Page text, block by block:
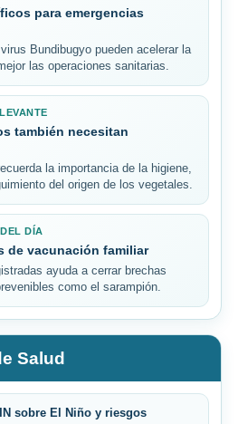
para emergencias
Bundibugyo pueden acelerar la
las operaciones sanitarias.
también necesitan
la importancia de la higiene,
del origen de los vegetales.
DÍA
de vacunación familiar
ayuda a cerrar brechas
como el sarampión.
Salud
sobre El Niño y riesgos